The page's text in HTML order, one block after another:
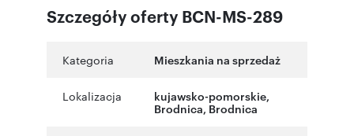
Szczegóły oferty BCN-MS-289
Kategoria Mieszkania na sprzedaż
Lokalizacja kujawsko-pomorskie,
Brodnica, Brodnica